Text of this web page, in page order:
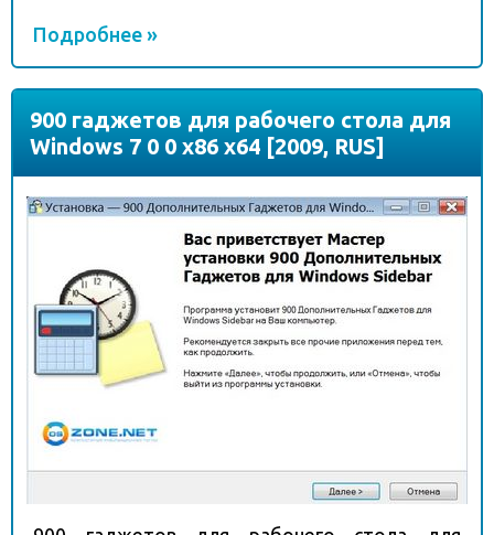
Подробнее »
900 гаджетов для рабочего стола для
Windows 7 0 0 x86 x64 [2009, RUS]